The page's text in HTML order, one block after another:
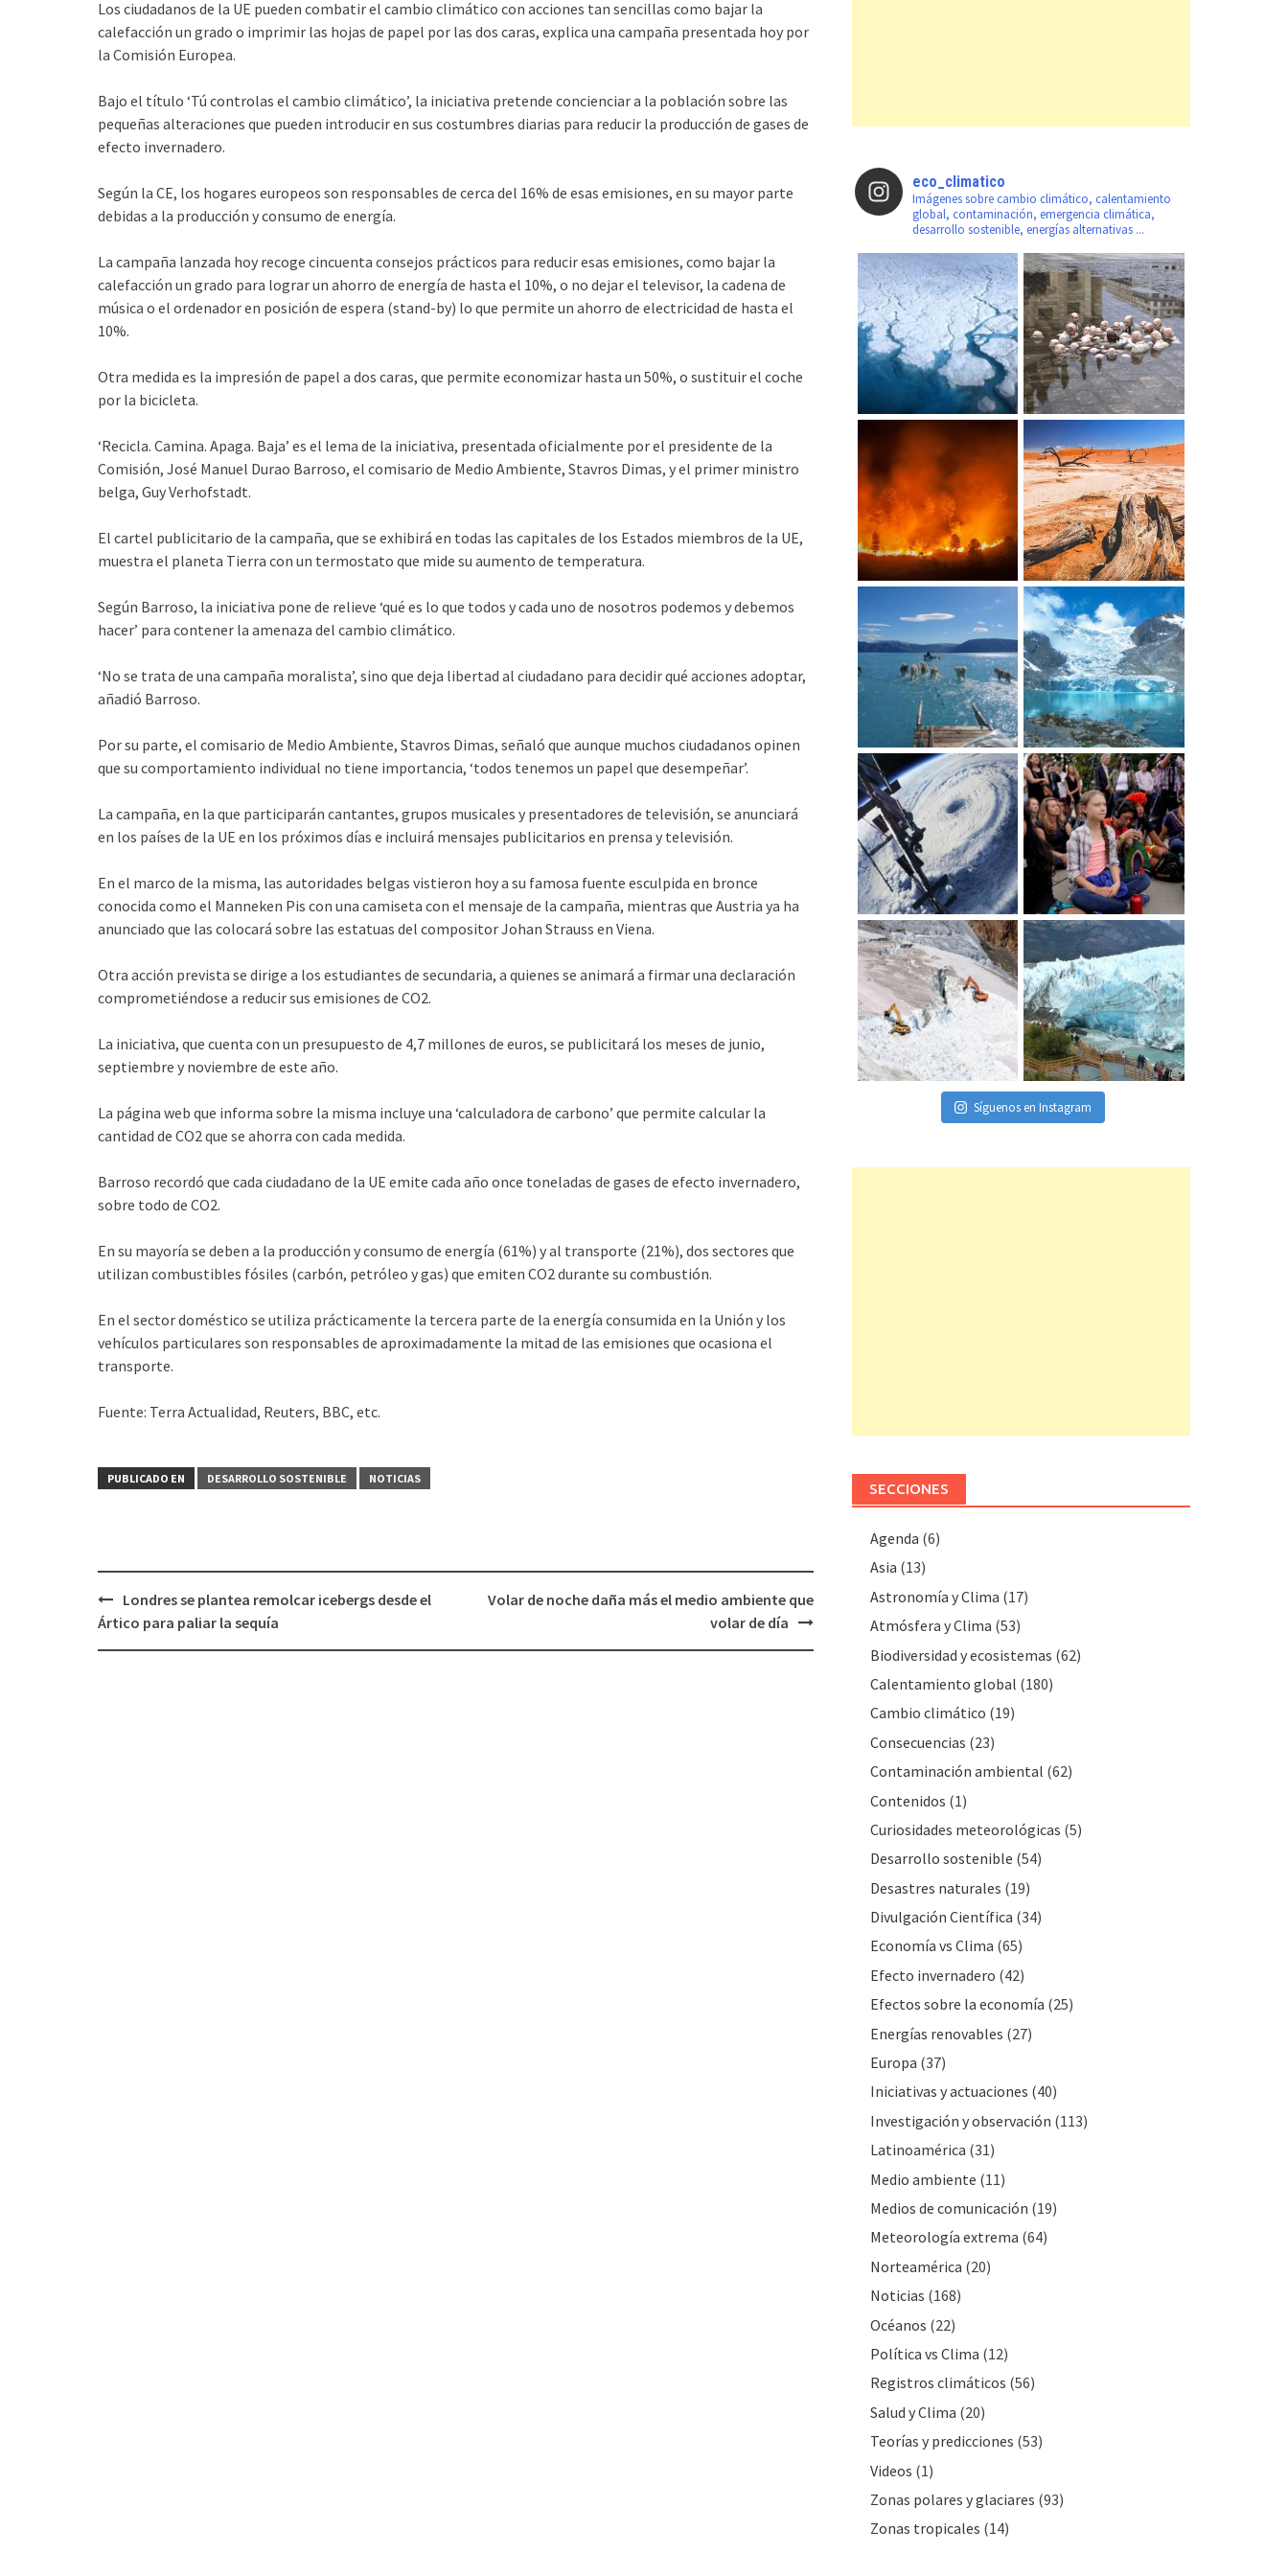
Los ciudadanos de la UE pueden combatir el cambio climático con acciones tan sencillas como bajar la
calefacción un grado o imprimir las hojas de papel por las dos caras, explica una campaña presentada hoy por
la Comisión Europea.
Bajo el título ‘Tú controlas el cambio climático’, la iniciativa pretende concienciar a la población sobre las
pequeñas alteraciones que pueden introducir en sus costumbres diarias para reducir la producción de gases de
efecto invernadero.
Según la CE, los hogares europeos son responsables de cerca del 16% de esas emisiones, en su mayor parte
debidas a la producción y consumo de energía.
La campaña lanzada hoy recoge cincuenta consejos prácticos para reducir esas emisiones, como bajar la
calefacción un grado para lograr un ahorro de energía de hasta el 10%, o no dejar el televisor, la cadena de
música o el ordenador en posición de espera (stand-by) lo que permite un ahorro de electricidad de hasta el
10%.
Otra medida es la impresión de papel a dos caras, que permite economizar hasta un 50%, o sustituir el coche
por la bicicleta.
‘Recicla. Camina. Apaga. Baja’ es el lema de la iniciativa, presentada oficialmente por el presidente de la
Comisión, José Manuel Durao Barroso, el comisario de Medio Ambiente, Stavros Dimas, y el primer ministro
belga, Guy Verhofstadt.
El cartel publicitario de la campaña, que se exhibirá en todas las capitales de los Estados miembros de la UE,
muestra el planeta Tierra con un termostato que mide su aumento de temperatura.
Según Barroso, la iniciativa pone de relieve ‘qué es lo que todos y cada uno de nosotros podemos y debemos
hacer’ para contener la amenaza del cambio climático.
‘No se trata de una campaña moralista’, sino que deja libertad al ciudadano para decidir qué acciones adoptar,
añadió Barroso.
Por su parte, el comisario de Medio Ambiente, Stavros Dimas, señaló que aunque muchos ciudadanos opinen
que su comportamiento individual no tiene importancia, ‘todos tenemos un papel que desempeñar’.
La campaña, en la que participarán cantantes, grupos musicales y presentadores de televisión, se anunciará
en los países de la UE en los próximos días e incluirá mensajes publicitarios en prensa y televisión.
En el marco de la misma, las autoridades belgas vistieron hoy a su famosa fuente esculpida en bronce
conocida como el Manneken Pis con una camiseta con el mensaje de la campaña, mientras que Austria ya ha
anunciado que las colocará sobre las estatuas del compositor Johan Strauss en Viena.
Otra acción prevista se dirige a los estudiantes de secundaria, a quienes se animará a firmar una declaración
comprometiéndose a reducir sus emisiones de CO2.
La iniciativa, que cuenta con un presupuesto de 4,7 millones de euros, se publicitará los meses de junio,
septiembre y noviembre de este año.
La página web que informa sobre la misma incluye una ‘calculadora de carbono’ que permite calcular la
cantidad de CO2 que se ahorra con cada medida.
Barroso recordó que cada ciudadano de la UE emite cada año once toneladas de gases de efecto invernadero,
sobre todo de CO2.
En su mayoría se deben a la producción y consumo de energía (61%) y al transporte (21%), dos sectores que
utilizan combustibles fósiles (carbón, petróleo y gas) que emiten CO2 durante su combustión.
En el sector doméstico se utiliza prácticamente la tercera parte de la energía consumida en la Unión y los
vehículos particulares son responsables de aproximadamente la mitad de las emisiones que ocasiona el
transporte.
Fuente: Terra Actualidad, Reuters, BBC, etc.
PUBLICADO EN DESARROLLO SOSTENIBLE NOTICIAS
Navegación
Londres se plantea remolcar icebergs desde el
Ártico para paliar la sequía
Volar de noche daña más el medio ambiente que
volar de día
eco_climatico
Imágenes sobre cambio climático, calentamiento
global, contaminación, emergencia climática,
desarrollo sostenible, energías alternativas ...
Síguenos en Instagram
SECCIONES
Agenda (6)
Asia (13)
Astronomía y Clima (17)
Atmósfera y Clima (53)
Biodiversidad y ecosistemas (62)
Calentamiento global (180)
Cambio climático (19)
Consecuencias (23)
Contaminación ambiental (62)
Contenidos (1)
Curiosidades meteorológicas (5)
Desarrollo sostenible (54)
Desastres naturales (19)
Divulgación Cientí­fica (34)
Economía vs Clima (65)
Efecto invernadero (42)
Efectos sobre la economía (25)
Energías renovables (27)
Europa (37)
Iniciativas y actuaciones (40)
Investigación y observación (113)
Latinoamérica (31)
Medio ambiente (11)
Medios de comunicación (19)
Meteorologí­a extrema (64)
Norteamérica (20)
Noticias (168)
Océanos (22)
Polí­tica vs Clima (12)
Registros climáticos (56)
Salud y Clima (20)
Teorías y predicciones (53)
Videos (1)
Zonas polares y glaciares (93)
Zonas tropicales (14)